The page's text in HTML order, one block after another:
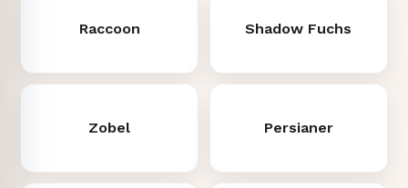
Raccoon Shadow Fuchs
Zobel Persianer